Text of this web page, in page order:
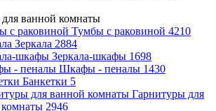
ванной комнаты
Тумбы с раковиной 4210
Зеркала 2884
Зеркала-шкафы 1698
Шкафы - пеналы 1430
Банкетки 5
Гарнитуры для
2946